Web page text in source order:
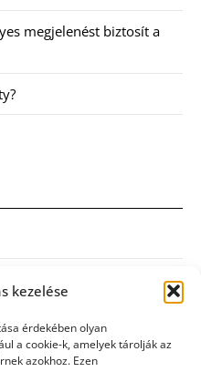
kezelése
érdekében olyan
a cookie-k, amelyek tárolják az
azokhoz. Ezen
megjelenést biztosít a